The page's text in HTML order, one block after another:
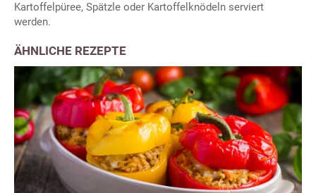
Kartoffelpüree, Spätzle oder Kartoffelknödeln serviert
werden.
ÄHNLICHE REZEPTE